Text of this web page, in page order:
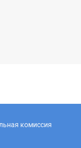
комиссия